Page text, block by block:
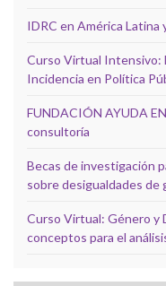
IDRC en América
Curso Virtual Intensivo:
Incidencia en Política
FUNDACIÓN AYUDA
consultoría
Becas de investigación
sobre desigualdades de
Curso Virtual: Género y
conceptos para el